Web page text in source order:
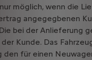
möglich, wenn die
angegegbenen
bei der Anlieferung
Kunde. Das
den für einen